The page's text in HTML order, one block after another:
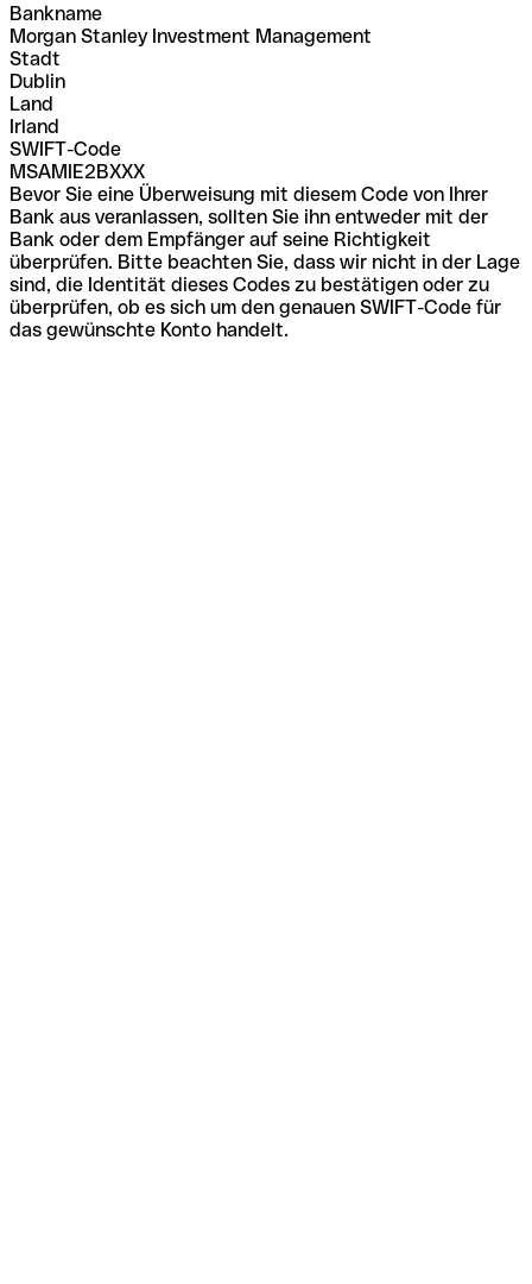
Bankname
Morgan Stanley Investment Management
Stadt
Dublin
Land
Irland
SWIFT-Code
MSAMIE2BXXX
Bevor Sie eine Überweisung mit diesem Code von Ihrer
Bank aus veranlassen, sollten Sie ihn entweder mit der
Bank oder dem Empfänger auf seine Richtigkeit
überprüfen. Bitte beachten Sie, dass wir nicht in der Lage
sind, die Identität dieses Codes zu bestätigen oder zu
überprüfen, ob es sich um den genauen SWIFT-Code für
das gewünschte Konto handelt.